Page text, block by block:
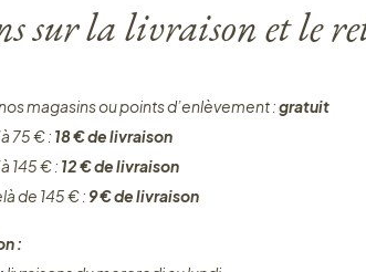
sur la livraison et le
magasins ou points d’enlèvement :gratuit
75 € : 18 € de livraison
145 € : 12 € de livraison
de 145 € : 9 € de livraison
: